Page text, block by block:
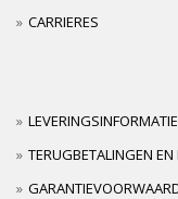
CARRIERES
LEVERINGSINFORMATIE
TERUGBETALINGEN EN